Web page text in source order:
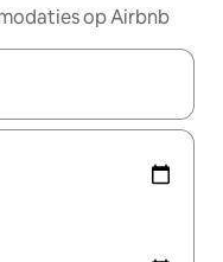
op Airbnb
zijn, maak je een keuze